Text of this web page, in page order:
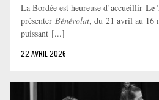
La Bordée est heureuse d’accueillir Le
présenter Bénévolat, du 21 avril au 16
puissant [...]
22 AVRIL 2026